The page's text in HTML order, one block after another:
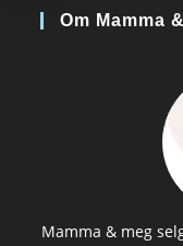
Om Mamma
Mamma & meg